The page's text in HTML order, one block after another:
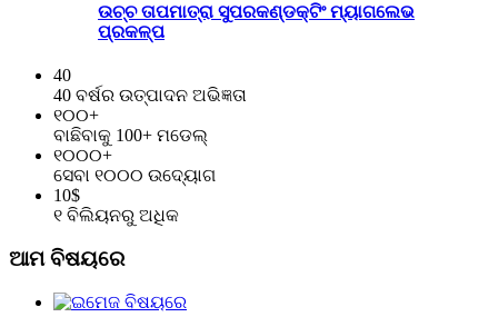
ଉଚ୍ଚ ତାପମାତ୍ରା ସୁପରକଣ୍ଡକ୍ଟିଂ ମ୍ୟାଗଲେଭ
ପ୍ରକଳ୍ପ
40
40 ବର୍ଷର ଉତ୍ପାଦନ ଅଭିଜ୍ଞତା
୧୦୦+
ବାଛିବାକୁ 100+ ମଡେଲ୍
୧୦୦୦+
ସେବା ୧୦୦୦ ଉଦ୍ୟୋଗ
10$
୧ ବିଲିୟନରୁ ଅଧିକ
ଆମ ବିଷୟରେ